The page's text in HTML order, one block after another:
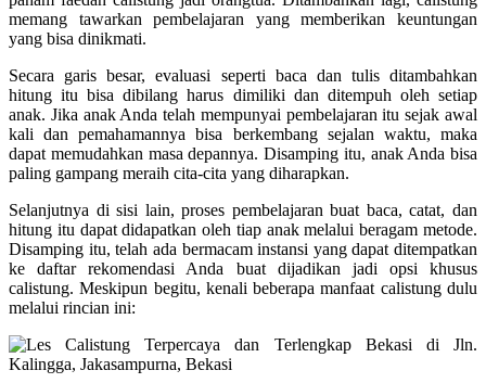
memang tawarkan pembelajaran yang memberikan keuntungan
yang bisa dinikmati.
Secara garis besar, evaluasi seperti baca dan tulis ditambahkan
hitung itu bisa dibilang harus dimiliki dan ditempuh oleh setiap
anak. Jika anak Anda telah mempunyai pembelajaran itu sejak awal
kali dan pemahamannya bisa berkembang sejalan waktu, maka
dapat memudahkan masa depannya. Disamping itu, anak Anda bisa
paling gampang meraih cita-cita yang diharapkan.
Selanjutnya di sisi lain, proses pembelajaran buat baca, catat, dan
hitung itu dapat didapatkan oleh tiap anak melalui beragam metode.
Disamping itu, telah ada bermacam instansi yang dapat ditempatkan
ke daftar rekomendasi Anda buat dijadikan jadi opsi khusus
calistung. Meskipun begitu, kenali beberapa manfaat calistung dulu
melalui rincian ini: